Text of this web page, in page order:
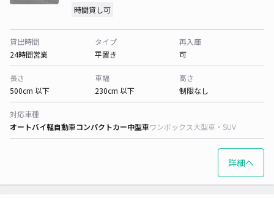
時間貸し可
貸出時間
24時間営業
タイプ
平置き
再入庫
可
長さ
500cm 以下
車幅
230cm 以下
高さ
制限なし
対応車種
オートバイ軽自動車コンパクトカー中型車ワンボックス大型車・SUV
詳細へ